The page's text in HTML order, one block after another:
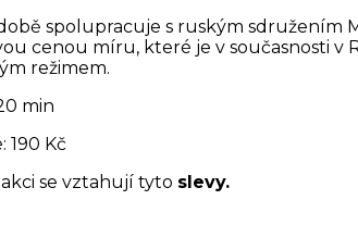
spolupracuje s ruským sdružením
cenou míru, které je v současnosti v
režimem.
min
190 Kč
se vztahují tyto slevy.